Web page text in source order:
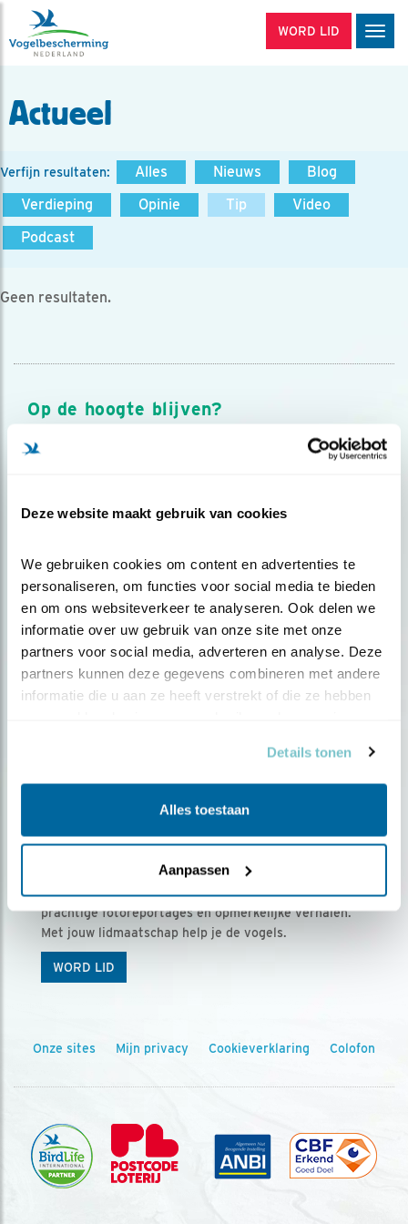
Deze website maakt gebruik van cookies
We gebruiken cookies om content en advertenties te
personaliseren, om functies voor social media te bieden
en om ons websiteverkeer te analyseren. Ook delen we
informatie over uw gebruik van onze site met onze
partners voor social media, adverteren en analyse. Deze
partners kunnen deze gegevens combineren met andere
informatie die u aan ze heeft verstrekt of die ze hebben
Details tonen
Alles toestaan
Aanpassen
WORD LID
Actueel
Verfijn resultaten: Alles Nieuws
Blog
Verdieping
Opinie Tip
Video
Podcast
Geen resultaten.
Op de hoogte blijven?
Meld je aan en ontvang nieuws, inspiratie, acties en tips
over vogels en activiteiten van Vogelbescherming.
Ontvang 5 x Vogels voor € 36,00 per jaar
Vogels is het tijdschrift voor onze leden, met
prachtige fotoreportages en opmerkelijke verhalen.
Met jouw lidmaatschap help je de vogels.
WORD LID
Onze sites Mijn privacy Cookieverklaring Colofon